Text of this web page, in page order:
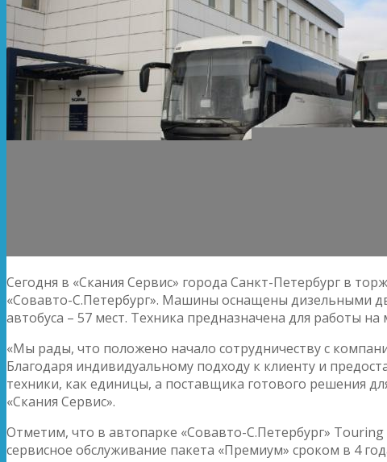
Сегодня в «Скания Сервис» города Санкт-Петербург в
«Совавто-С.Петербург». Машины оснащены дизельными
автобуса – 57 мест. Техника предназначена для работы
«Мы рады, что положено начало сотрудничеству с
Благодаря индивидуальному подходу к клиенту и
техники, как единицы, а поставщика готового решения
«Скания Сервис».
Отметим, что в автопарке «Совавто-С.Петербург»
сервисное обслуживание пакета «Премиум» сроком в 4